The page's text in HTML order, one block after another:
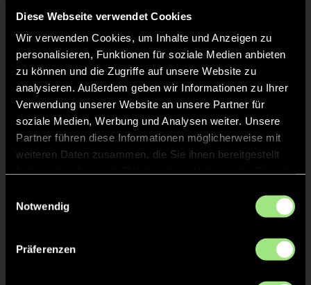
Diese Webseite verwendet Cookies
Wir verwenden Cookies, um Inhalte und Anzeigen zu
personalisieren, Funktionen für soziale Medien anbieten
zu können und die Zugriffe auf unsere Website zu
analysieren. Außerdem geben wir Informationen zu Ihrer
Verwendung unserer Website an unsere Partner für
soziale Medien, Werbung und Analysen weiter. Unsere
Partner führen diese Informationen möglicherweise mit
weiteren Daten zusammen, die Sie ihnen bereitgestellt
Notwendig
Präferenzen
Spiel beendet
17' TOR 1:4, FELDTOR
16' TOR 1:3, FELDTOR
2' TOR 1:2, FELDTOR
1'
1' TOR 1:0, FELDTOR